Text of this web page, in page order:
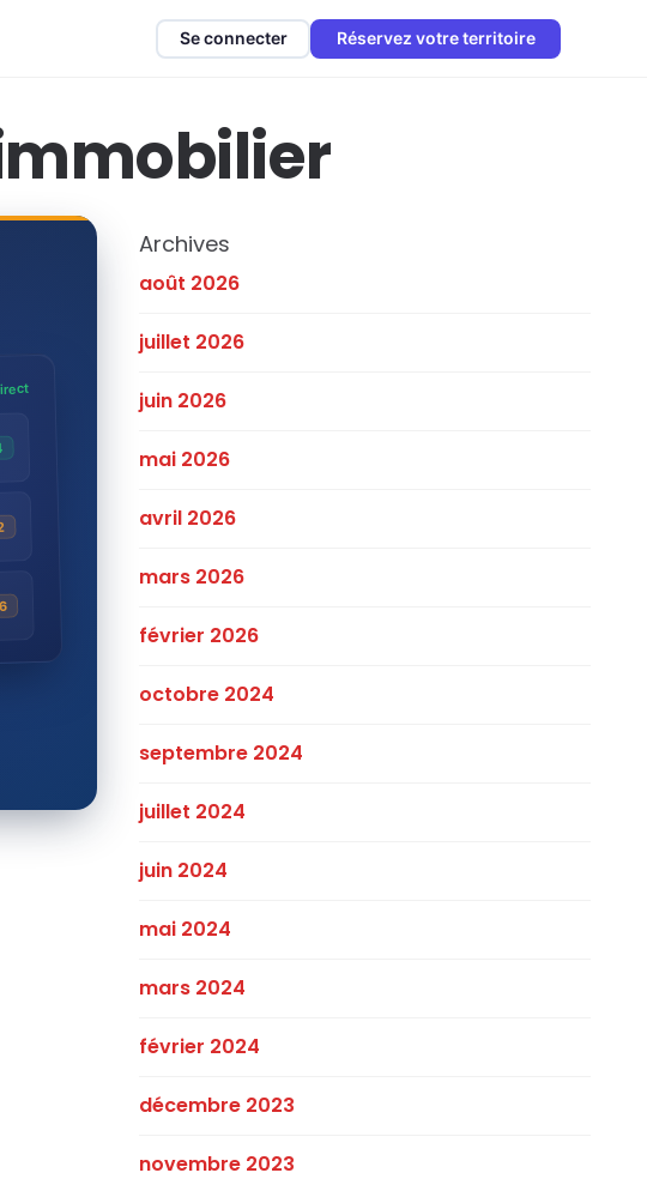
Se connecter Réservez votre territoire
Archives
août 2026
juillet 2026
juin 2026
mai 2026
avril 2026
mars 2026
février 2026
octobre 2024
septembre 2024
juillet 2024
juin 2024
mai 2024
mars 2024
février 2024
décembre 2023
novembre 2023